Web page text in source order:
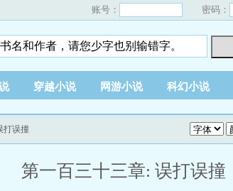
账号： 密码：
穿越小说 网游小说 科幻小说
打误撞
第一百三十三章: 误打误撞